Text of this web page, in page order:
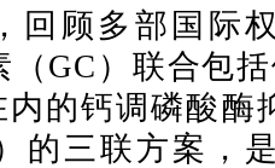
回顾多部国际
（ GC）联合包
内的钙调磷酸酶
的三联方案，